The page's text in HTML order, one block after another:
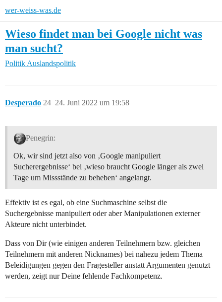
wer-weiss-was.de
Wieso findet man bei Google nicht was
man sucht?
Politik Auslandspolitik
Desperado 24. Juni 2022 um 19:58
24
Penegrin:
Ok, wir sind jetzt also von ‚Google manipuliert
Sucherergebnisse‘ bei ‚wieso braucht Google länger als zwei
Tage um Missstände zu beheben‘ angelangt.
Effektiv ist es egal, ob eine Suchmaschine selbst die
Suchergebnisse manipuliert oder aber Manipulationen externer
Akteure nicht unterbindet.
Dass von Dir (wie einigen anderen Teilnehmern bzw. gleichen
Teilnehmern mit anderen Nicknames) bei nahezu jedem Thema
Beleidigungen gegen den Fragesteller anstatt Argumenten genutzt
werden, zeigt nur Deine fehlende Fachkompetenz.